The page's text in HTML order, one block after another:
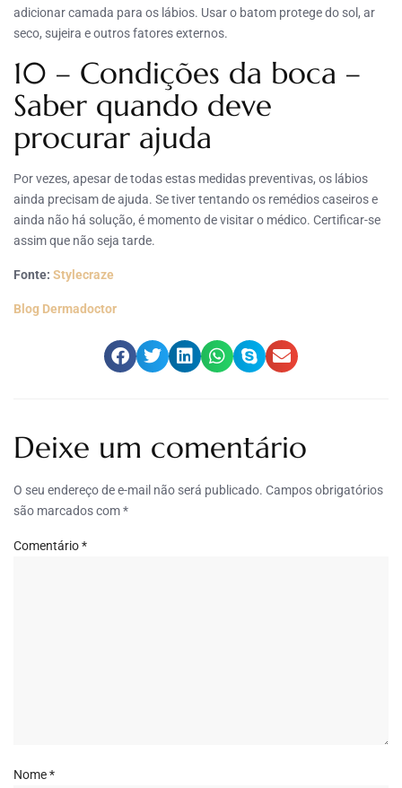
adicionar camada para os lábios. Usar o batom protege do sol, ar
seco, sujeira e outros fatores externos.
10 – Condições da boca –
Saber quando deve
procurar ajuda
Por vezes, apesar de todas estas medidas preventivas, os lábios
ainda precisam de ajuda. Se tiver tentando os remédios caseiros e
ainda não há solução, é momento de visitar o médico. Certificar-se
assim que não seja tarde.
Fonte: Stylecraze
Blog Dermadoctor
Deixe um comentário
O seu endereço de e-mail não será publicado. Campos obrigatórios
são marcados com*
Comentário*
Nome*